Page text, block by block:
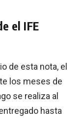
el IFE
de esta nota, el
los meses de
se realiza al
hasta